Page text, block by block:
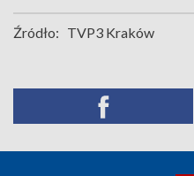
Źródło: TVP3 Kraków